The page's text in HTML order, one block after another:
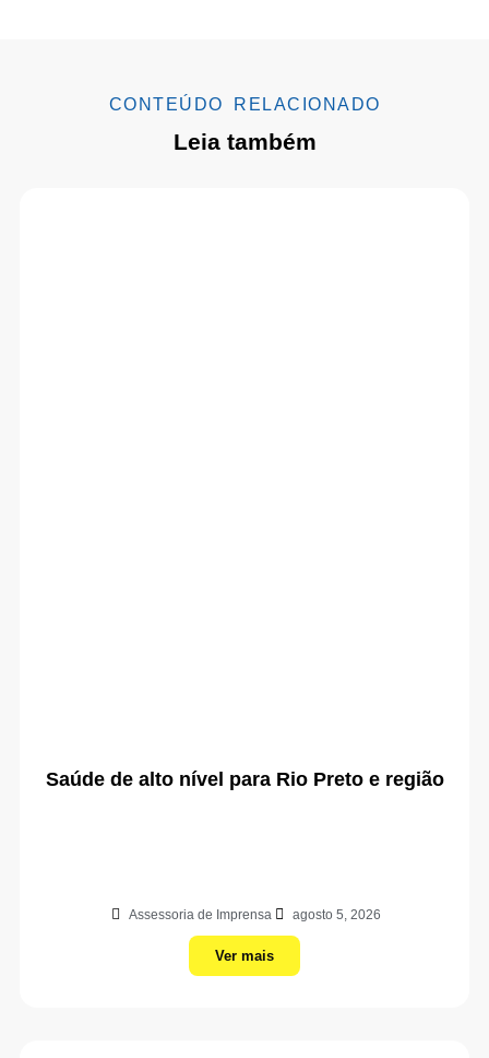
CONTEÚDO RELACIONADO
Leia também
Saúde de alto nível para Rio Preto e região
Assessoria de Imprensa agosto 5, 2026
Ver mais